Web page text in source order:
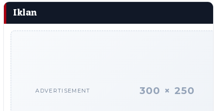
Iklan
ADVERTISEMENT 300 × 250